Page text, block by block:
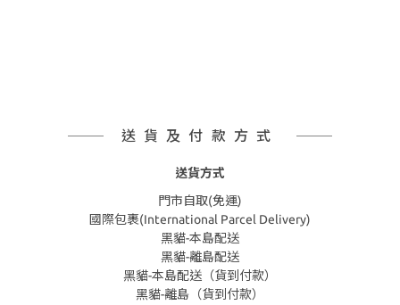
送貨及付款方式
送貨方式
門市自取(免運)
國際包裹(International Parcel Delivery)
黑貓-本島配送
黑貓-離島配送
黑貓-本島配送（貨到付款）
黑貓-離島（貨到付款）